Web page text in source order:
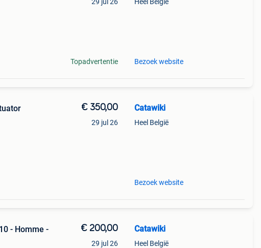
Topadvertentie Bezoek website
€ 350,00
29 jul 26
Catawiki
Heel België
Bezoek website
- Homme -
€ 200,00
29 jul 26
Catawiki
Heel België